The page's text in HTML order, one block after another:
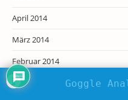
April 2014
März 2014
Februar 2014
Januar 2014
Goggle